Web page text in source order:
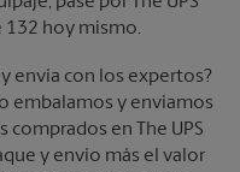
132 hoy mismo.
envía con los expertos?
embalamos y enviamos
en The UPS
y envío más el valor